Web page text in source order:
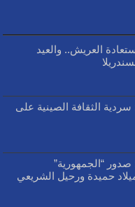
يناير): استعادة العريش.. والعيد
الثقافة الصينية على
ديسمبر): صدور “الجمهورية”
حميدة ورحيل الشريعي